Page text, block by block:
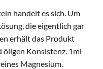
handelt es sich. Um
die eigentlich gar
erhält das Produkt
Konsistenz. 1ml
Magnesium.